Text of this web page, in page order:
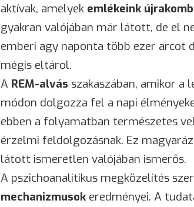
aktívak, amelyek emlékeink
gyakran valójában már látott, de el
emberi agy naponta több ezer arcot
mégis eltárol.
A REM-alvás szakaszában, amikor a
módon dolgozza fel a napi
ebben a folyamatban természetes
érzelmi feldolgozásnak. Ez
látott ismeretlen valójában ismerős.
A pszichoanalitikus megközelítés
mechanizmusokeredményei. A